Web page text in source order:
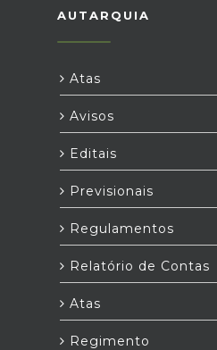
AUTARQUIA
Atas
Avisos
Editais
Previsionais
Regulamentos
Relatório de Contas
Atas
Regimento